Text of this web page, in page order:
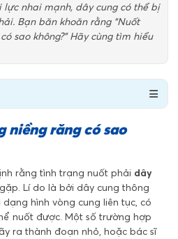
lực nhai mạnh, dây cung có thể bị
Bạn băn khoăn rằng “Nuốt
sao không?” Hãy cùng tìm hiểu
niềng răng có sao
rằng tình trạng nuốt phải dây
Lí do là bởi dây cung thông
hình vòng cung liên tục, có
nuốt được. Một số trường hợp
ra thành đoạn nhỏ, hoặc bác sĩ